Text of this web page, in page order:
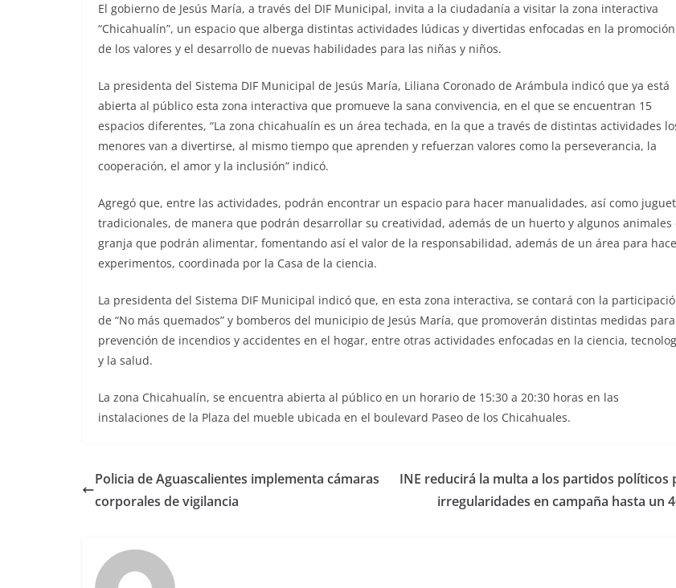
El gobierno de Jesús María, a través del DIF Municipal, invita a la ciudadanía a visitar la zona interactiva
“Chicahualín”, un espacio que alberga distintas actividades lúdicas y divertidas enfocadas en la promoción
de los valores y el desarrollo de nuevas habilidades para las niñas y niños.
La presidenta del Sistema DIF Municipal de Jesús María, Liliana Coronado de Arámbula indicó que ya está
abierta al público esta zona interactiva que promueve la sana convivencia, en el que se encuentran 15
espacios diferentes, “La zona chicahualín es un área techada, en la que a través de distintas actividades
menores van a divertirse, al mismo tiempo que aprenden y refuerzan valores como la perseverancia, la
cooperación, el amor y la inclusión” indicó.
Agregó que, entre las actividades, podrán encontrar un espacio para hacer manualidades, así como
tradicionales, de manera que podrán desarrollar su creatividad, además de un huerto y algunos animales
granja que podrán alimentar, fomentando así el valor de la responsabilidad, además de un área para
experimentos, coordinada por la Casa de la ciencia.
La presidenta del Sistema DIF Municipal indicó que, en esta zona interactiva, se contará con la
de “No más quemados” y bomberos del municipio de Jesús María, que promoverán distintas medidas
prevención de incendios y accidentes en el hogar, entre otras actividades enfocadas en la ciencia,
y la salud.
La zona Chicahualín, se encuentra abierta al público en un horario de 15:30 a 20:30 horas en las
instalaciones de la Plaza del mueble ubicada en el boulevard Paseo de los Chicahuales.
Policia de Aguascalientes implementa cámaras
corporales de vigilancia
INE reducirá la multa a los partidos políticos
irregularidades en campaña hasta un